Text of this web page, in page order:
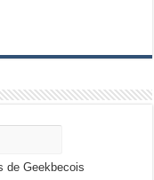
de Geekbecois